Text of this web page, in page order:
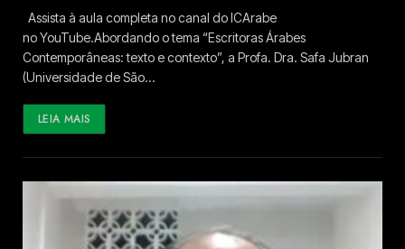
Assista à aula completa no canal do ICArabe
no YouTube.Abordando o tema “Escritoras Árabes
Contemporâneas: texto e contexto”, a Profa. Dra. Safa Jubran
(Universidade de São…
LEIA MAIS